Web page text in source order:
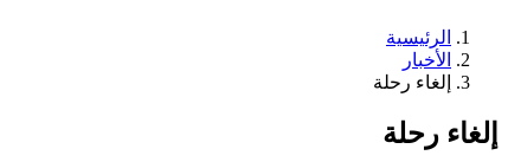
Breadcrumb
الرئيسية
الأخبار
إلغاء رحلة
إلغاء رحلة